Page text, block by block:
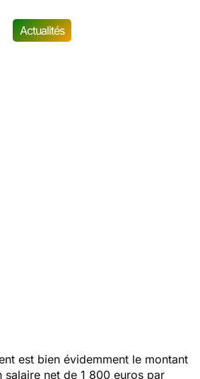
Actualités
est bien évidemment le montant
salaire net de 1 800 euros par